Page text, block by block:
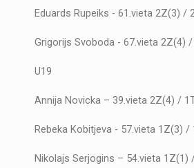
Eduards Rupeiks - 61.vieta 2Z(3) /
Grigorijs Svoboda - 67.vieta 2Z(4) /
U19
Annija Novicka – 39.vieta 2Z(4) /
Rebeka Kobitjeva - 57.vieta 1Z(3) /
Nikolajs Serjogins – 54.vieta 1Z(1)